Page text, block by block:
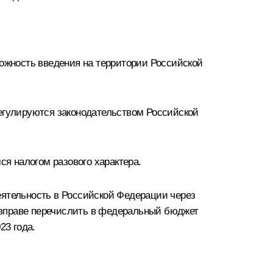
введения на территории Российской
законодательством Российской
налогом разового характера.
в Российской Федерации через
перечислить в федеральный бюджет
года.